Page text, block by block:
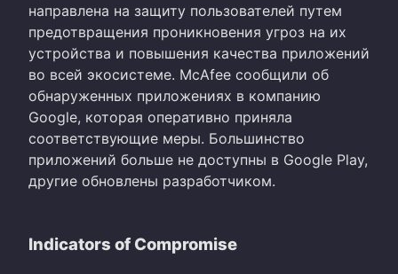
направлена на защиту пользователей путем
предотвращения проникновения угроз на их
устройства и повышения качества приложений
во всей экосистеме. McAfee сообщили об
обнаруженных приложениях в компанию
Google, которая оперативно приняла
соответствующие меры. Большинство
приложений больше не доступны в Google Play,
другие обновлены разработчиком.
Indicators of Compromise